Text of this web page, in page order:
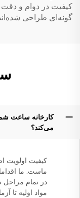
کیفیت در دوام و
گونه‌ای طراحی
کارخانه ساعت
می‌کند؟
کیفیت اولویت
ماست. ما
در تمام مراحل
مواد اولیه تا